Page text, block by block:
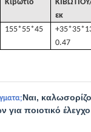
Κιβώτιο
εκ
155*55*45
0.47
Ναι,
για ποιοτικό έλεγχο